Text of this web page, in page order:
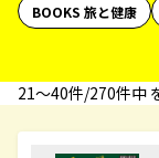
BOOKS 旅と健康
21〜40件/270件中